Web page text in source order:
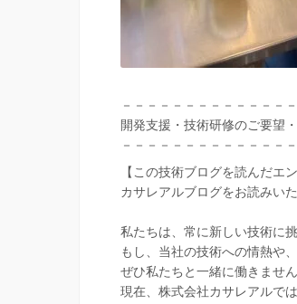
－－－－－－－－－－－－－
開発支援・技術研修のご要望
－－－－－－－－－－－－－
【この技術ブログを読んだエ
カサレアルブログをお読みい
私たちは、常に新しい技術に
もし、当社の技術への情熱や
ぜひ私たちと一緒に働きませ
現在、株式会社カサレアルで